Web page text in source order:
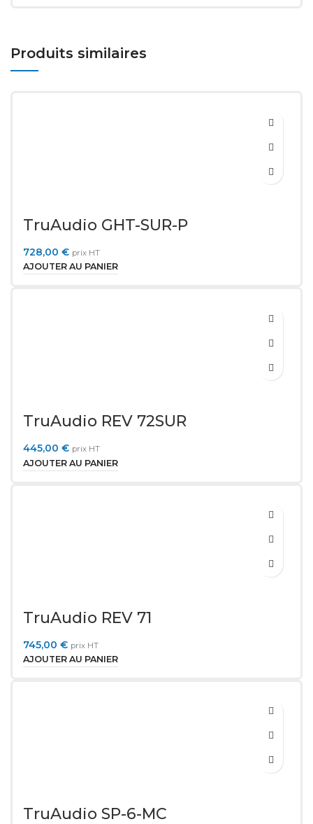
Produits similaires
TruAudio GHT-SUR-P
728,00 € prix HT
AJOUTER AU PANIER
TruAudio REV 72SUR
445,00 € prix HT
AJOUTER AU PANIER
TruAudio REV 71
745,00 € prix HT
AJOUTER AU PANIER
TruAudio SP-6-MC